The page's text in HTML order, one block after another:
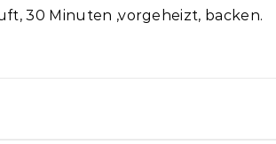
30 Minuten ,vorgeheizt, backen.